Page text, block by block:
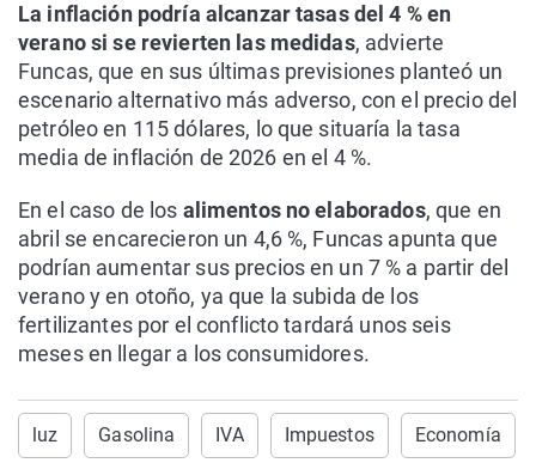
La inflación podría alcanzar tasas del 4 % en
verano si se revierten las medidas, advierte
Funcas, que en sus últimas previsiones planteó un
escenario alternativo más adverso, con el precio del
petróleo en 115 dólares, lo que situaría la tasa
media de inflación de 2026 en el 4 %.
En el caso de los alimentos no elaborados, que en
abril se encarecieron un 4,6 %, Funcas apunta que
podrían aumentar sus precios en un 7 % a partir del
verano y en otoño, ya que la subida de los
fertilizantes por el conflicto tardará unos seis
meses en llegar a los consumidores.
luz Gasolina IVA Impuestos Economía